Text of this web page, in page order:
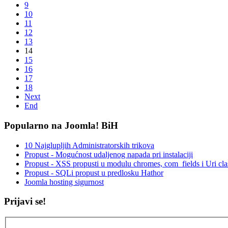
9
10
11
12
13
14
15
16
17
18
Next
End
Popularno na Joomla! BiH
10 Najglupljih Administratorskih trikova
Propust - Mogućnost udaljenog napada pri instalaciji
Propust - XSS propusti u modulu chromes, com_fields i Uri
Propust - SQLi propust u predlosku Hathor
Joomla hosting sigurnost
Prijavi se!